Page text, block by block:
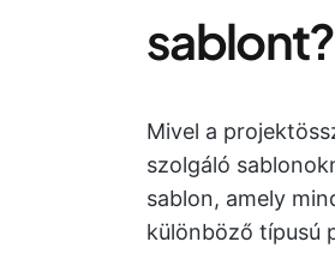
sablont?
Mivel a
szolgáló
sablon, amely
különböző típusú